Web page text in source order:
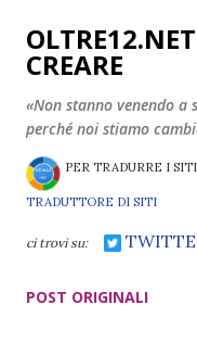
Passa
OLTRE12.NET
CREARE
«Non stanno venendo a
perché noi stiamo
PER TRADURRE I
TRADUTTORE DI SITI
ci trovi su:
POST ORIGINALI